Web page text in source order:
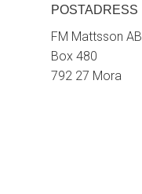
POSTADRESS
FM Mattsson AB
Box 480
792 27 Mora